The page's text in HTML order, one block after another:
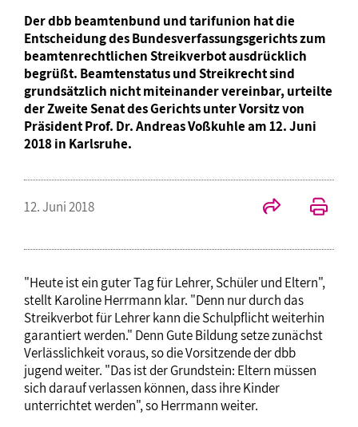
Der dbb beamtenbund und tarifunion hat die
Entscheidung des Bundesverfassungsgerichts zum
beamtenrechtlichen Streikverbot ausdrücklich
begrüßt. Beamtenstatus und Streikrecht sind
grundsätzlich nicht miteinander vereinbar, urteilte
der Zweite Senat des Gerichts unter Vorsitz von
Präsident Prof. Dr. Andreas Voßkuhle am 12. Juni
2018 in Karlsruhe.
12. Juni 2018
"Heute ist ein guter Tag für Lehrer, Schüler und Eltern",
stellt Karoline Herrmann klar. "Denn nur durch das
Streikverbot für Lehrer kann die Schulpflicht weiterhin
garantiert werden." Denn Gute Bildung setze zunächst
Verlässlichkeit voraus, so die Vorsitzende der dbb
jugend weiter. "Das ist der Grundstein: Eltern müssen
sich darauf verlassen können, dass ihre Kinder
unterrichtet werden", so Herrmann weiter.